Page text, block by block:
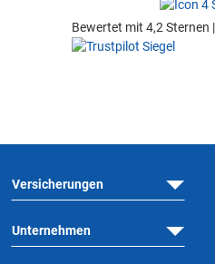
Bewertet mit 4,2 Sternen |
Versicherungen
Unternehmen